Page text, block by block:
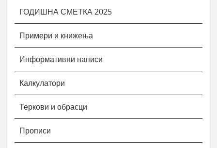
ГОДИШНА СМЕТКА 2025
Примери и книжења
Информативни написи
Калкулатори
Теркови и обрасци
Прописи